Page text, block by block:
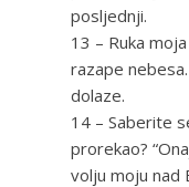
posljednji.
13 – Ruka
razape
dolaze.
14 – Saberite
prorekao?
volju moju nad